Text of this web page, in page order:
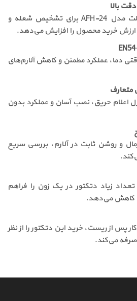
بالا
دتکتور حرارتی آریاک 24 ولت مدل AFH-24 برای تشخیص شعله و
خرید محصول را افزایش می‌دهد.
دما، عملکرد مطمئن و کاهش آلارم‌های
متعارف
اعلام حریق، نصب آسان و عملکرد بدون
و روشن ثابت در آلارم، بررسی سریع
زیاد دتکتور در یک زون را فراهم
کاهش می‌دهد.
پس از ریست، خرید این دتکتور را از نظر
می‌کند.